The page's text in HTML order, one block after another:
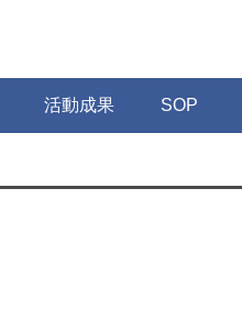
活動成果 SOP